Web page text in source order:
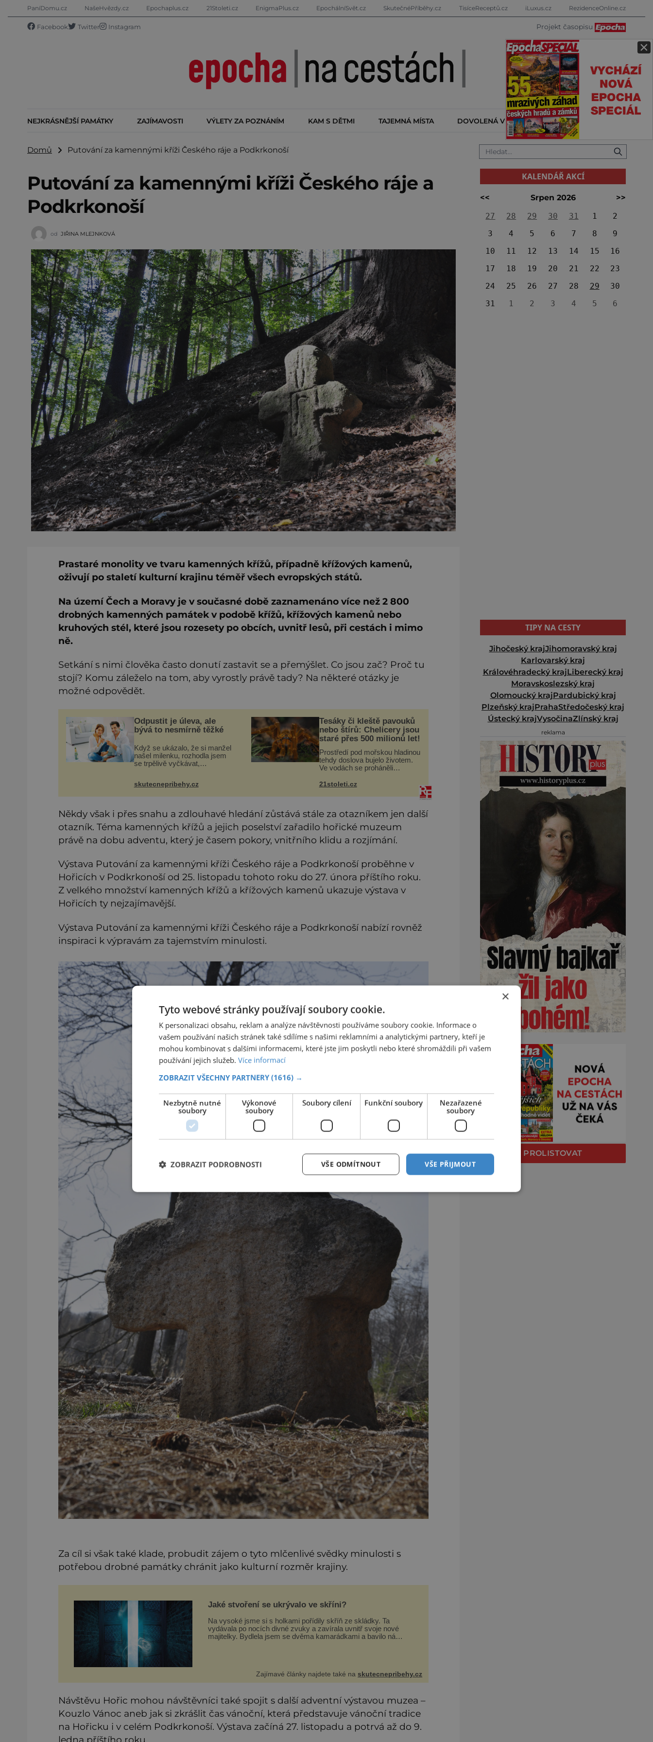
×
PaníDomu.cz NašeHvězdy.cz Epochaplus.cz 21Stoleti.cz EnigmaPlus.cz EpochálníSvět.cz SkutečnéPříběhy.cz TisíceReceptů.cz iLuxus.cz RezidenceOnline.cz
Facebook Twitter Instagram Projekt časopisu
NEJKRÁSNĚJŠÍ PAMÁTKY ZAJÍMAVOSTI VÝLETY ZA POZNÁNÍM KAM S DĚTMI TAJEMNÁ MÍSTA DOVOLENÁ V ZAHRANIČÍ KALENDÁŘ AKCÍ
Domů Putování za kamennými kříži Českého ráje a Podkrkonoší
Putování za kamennými kříži Českého ráje a
Podkrkonoší
od JIŘINA MLEJNKOVÁ
Prastaré monolity ve tvaru kamenných křížů, případně křížových kamenů,
oživují po staletí kulturní krajinu téměř všech evropských států.
Na území Čech a Moravy je v současné době zaznamenáno více než 2 800
drobných kamenných památek v podobě křížů, křížových kamenů nebo
kruhových stél, které jsou rozesety po obcích, uvnitř lesů, při cestách i mimo
ně.
Setkání s nimi člověka často donutí zastavit se a přemýšlet. Co jsou zač? Proč tu
stojí? Komu záleželo na tom, aby vyrostly právě tady? Na některé otázky je
možné odpovědět.
Odpustit je úleva, ale
bývá to nesmírně těžké
Když se ukázalo, že si manžel
našel milenku, rozhodla jsem
se trpělivě vyčkávat,
to jedna z nejtěžších věcí na
skutecnepribehy.cz
Tesáky či kleště pavouků
nebo štírů: Chelicery jsou
staré přes 500 milionů let!
Prostředí pod mořskou hladinou
tehdy doslova bujelo životem.
Ve vodách se proháněli
trilobiti, medúzy či hlavonožci. V
prazvláštní stonožce podob
21stoleti.cz
Někdy však i přes snahu a zdlouhavé hledání zůstává stále za otazníkem jen další
otazník. Téma kamenných křížů a jejich poselství zařadilo hořické muzeum
právě na dobu adventu, který je časem pokory, vnitřního klidu a rozjímání.
Výstava Putování za kamennými kříži Českého ráje a Podkrkonoší proběhne v
Hořicích v Podkrkonoší od 25. listopadu tohoto roku do 27. února příštího roku.
Z velkého množství kamenných křížů a křížových kamenů ukazuje výstava v
Hořicích ty nejzajímavější.
Výstava Putování za kamennými kříži Českého ráje a Podkrkonoší nabízí rovněž
inspiraci k výpravám za tajemstvím minulosti.
Za cíl si však také klade, probudit zájem o tyto mlčenlivé svědky minulosti s
potřebou drobné památky chránit jako kulturní rozměr krajiny.
Jaké stvoření se ukrývalo ve skříni?
Na vysoké jsme si s holkami pořídily skříň ze skládky. Ta
vydávala po nocích divné zvuky a zavírala uvnitř svoje nové
majitelky. Bydlela jsem se dvěma kamarádkami a bavilo nás
Zajímavé články najdete také naskutecnepribehy.cz
Návštěvu Hořic mohou návštěvníci také spojit s další adventní výstavou muzea –
Kouzlo Vánoc aneb jak si zkrášlit čas vánoční, která představuje vánoční tradice
na Hořicku i v celém Podkrkonoší. Výstava začíná 27. listopadu a potrvá až do 9.
ledna příštího roku.
KALENDÁŘ AKCÍ
<< Srpen 2026
>>
27
28 29 30 31 1
2
3
4 5 6 7 8
9
10
11 12 13 14 15
16
17
18 19 20 21 22
23
24
25 26 27 28 29
30
31
1 2 3 4 5 6
TIPY NA CESTY
Jihočeský krajJihomoravský kraj
Karlovarský kraj
Královéhradecký krajLiberecký kraj
Moravskoslezský kraj
Olomoucký krajPardubický kraj
Plzeňský krajPrahaStředočeský kraj
Ústecký krajVysočinaZlínský kraj
reklama
PROLISTOVAT
×
Tyto webové stránky používají soubory cookie.
K personalizaci obsahu, reklam a analýze návštěvnosti používáme soubory cookie. Informace o
vašem používání našich stránek také sdílíme s našimi reklamními a analytickými partnery, kteří je
mohou kombinovat s dalšími informacemi, které jste jim poskytli nebo které shromáždili při vašem
používání jejich služeb. Více informací
ZOBRAZIT VŠECHNY PARTNERY (1616) →
Nezbytně nutné
soubory
Výkonové
soubory
Soubory cílení Funkční soubory
Nezařazené
soubory
VŠE PŘIJMOUT
VŠE ODMÍTNOUT
ZOBRAZIT PODROBNOSTI